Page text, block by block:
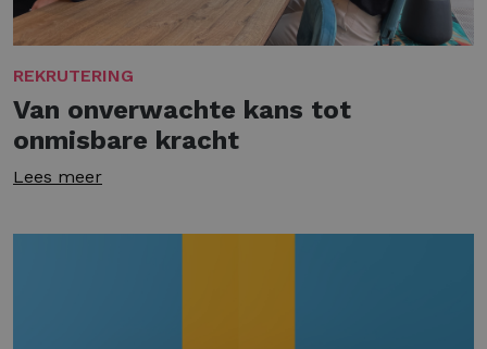
REKRUTERING
Van onverwachte kans tot
onmisbare kracht
Lees meer